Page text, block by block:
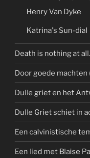
Henry Van Dyke
Katrina's Sun-dial
Death is nothing at
Door goede
Dulle griet en het
Dulle Griet schiet in
Een calvinistische
Een lied met Blaise